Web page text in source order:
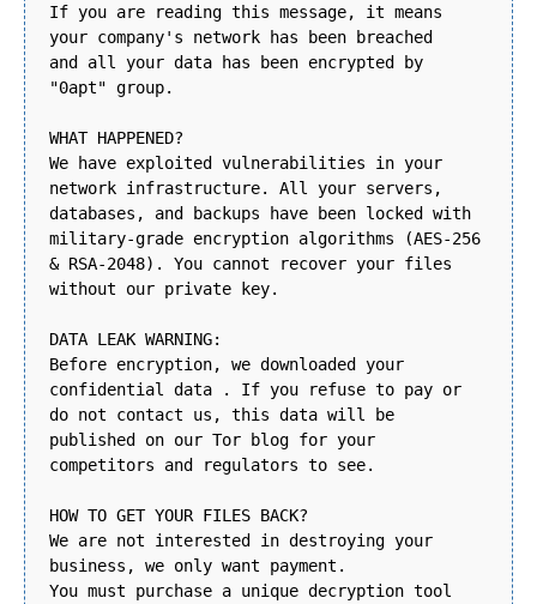
If you are reading this message, it means
your company's network has been breached
and all your data has been encrypted by
"0apt" group.
WHAT HAPPENED?
We have exploited vulnerabilities in your
network infrastructure. All your servers,
databases, and backups have been locked with
military-grade encryption algorithms (AES-256
& RSA-2048). You cannot recover your files
without our private key.
DATA LEAK WARNING:
Before encryption, we downloaded your
confidential data . If you refuse to pay or
do not contact us, this data will be
published on our Tor blog for your
competitors and regulators to see.
HOW TO GET YOUR FILES BACK?
We are not interested in destroying your
business, we only want payment.
You must purchase a unique decryption tool